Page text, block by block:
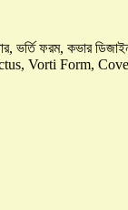
ভর্তি ফরম, কভার
Vorti Form,